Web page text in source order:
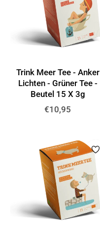
Trink Meer Tee - Anker
Lichten - Grüner Tee -
Beutel 15 X 3g
Normaler
€10,95